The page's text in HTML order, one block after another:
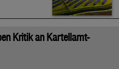
Kritik an Kartellamt-